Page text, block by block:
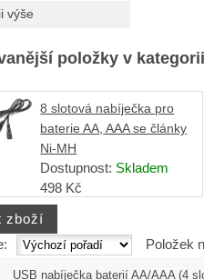
výše
položky v
8 slotová nabíječka pro
baterie AA, AAA se články
Ni-MH
Dostupnost: Skladem
498 Kč
Položek
USB nabíječka baterií AA/AAA (4